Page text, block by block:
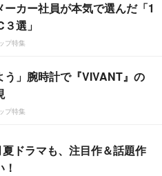
ーカー社員が本気で選んだ「1
選」
プ特集
う」腕時計で『VIVANT』の
プ特集
ドラマも、注目作＆話題作